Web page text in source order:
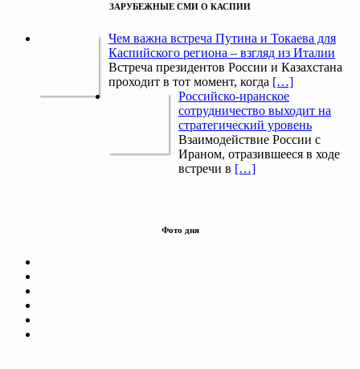
ЗАРУБЕЖНЫЕ СМИ О КАСПИИ
Чем важна встреча Путина и Токаева для
Каспийского региона – взгляд из Италии
Встреча президентов России и Казахстана
проходит в тот момент, когда […]
Российско-иранское
сотрудничество выходит на
стратегический уровень
Взаимодействие России с
Ираном, отразившееся в ходе
встречи в […]
Фото дня